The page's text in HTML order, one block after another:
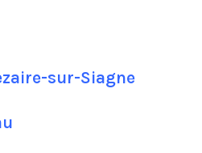
sur-Siagne